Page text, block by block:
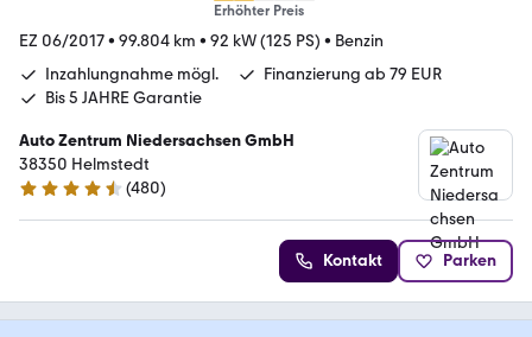
Erhöhter Preis
EZ 06/2017• 99.804 km • 92 kW (125 PS) • Benzin
Inzahlungnahme mögl.
Finanzierung ab 79 EUR
Bis 5 JAHRE Garantie
Auto Zentrum Niedersachsen GmbH
38350 Helmstedt
4.5 Sterne
(480)
Kontakt Parken